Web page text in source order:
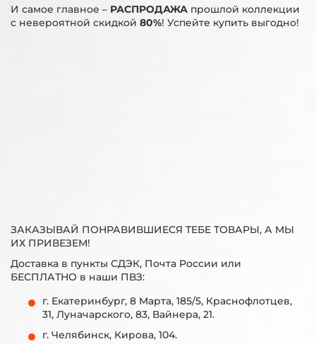
И самое главное – РАСПРОДАЖА прошлой коллекции
с невероятной скидкой 80%! Успейте купить выгодно!
ЗАКАЗЫВАЙ ПОНРАВИВШИЕСЯ ТЕБЕ ТОВАРЫ, А МЫ
ИХ ПРИВЕЗЕМ!
Доставка в пункты СДЭК, Почта России или
БЕСПЛАТНО в наши ПВЗ:
г. Екатеринбург, 8 Марта, 185/5, Краснофлотцев,
31, Луначарского, 83, Вайнера, 21.
г. Челябинск, Кирова, 104.